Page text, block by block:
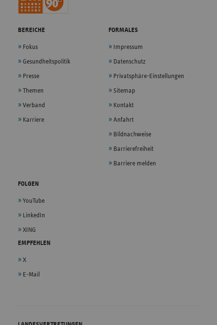
BEREICHE
Fokus
Gesundheitspolitik
Presse
Themen
Verband
Karriere
FORMALES
Impressum
Datenschutz
Privatsphäre-Einstellungen
Sitemap
Kontakt
Anfahrt
Bildnachweise
Barrierefreiheit
Barriere melden
FOLGEN
YouTube
LinkedIn
XING
EMPFEHLEN
X
E-Mail